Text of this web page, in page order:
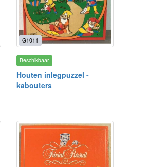
G1011
Beschikbaar
Houten inlegpuzzel -
kabouters